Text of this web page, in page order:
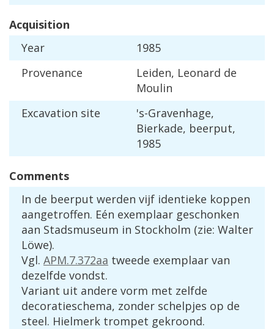
Acquisition
Year
1985
Provenance
Leiden, Leonard de
Moulin
Excavation site 's-Gravenhage,
Bierkade, beerput,
1985
Comments
In de beerput werden vijf identieke koppen
aangetroffen. Eén exemplaar geschonken
aan Stadsmuseum in Stockholm (zie: Walter
Löwe).
Vgl. APM.7.372aa tweede exemplaar van
dezelfde vondst.
Variant uit andere vorm met zelfde
decoratieschema, zonder schelpjes op de
steel. Hielmerk trompet gekroond.